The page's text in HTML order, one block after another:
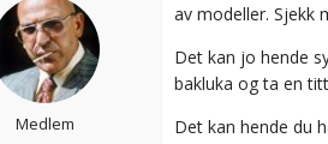
Medlem
av modeller. Sjekk
Det kan jo hende
bakluka og ta en
Det kan hende du